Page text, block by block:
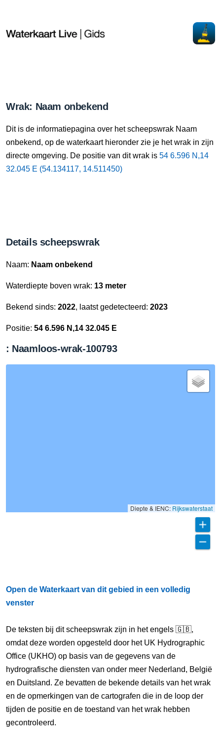
Wrak: Naam onbekend
Dit is de informatiepagina over het scheepswrak Naam
onbekend, op de waterkaart hieronder zie je het wrak in zijn
directe omgeving. De positie van dit wrak is 54 6.596 N,14
32.045 E (54.134117, 14.511450)
Details scheepswrak
Naam: Naam onbekend
Waterdiepte boven wrak: 13 meter
Bekend sinds: 2022, laatst gedetecteerd: 2023
Positie: 54 6.596 N,14 32.045 E
: Naamloos-wrak-100793
Diepte & IENC: Rijkswaterstaat
Open de Waterkaart van dit gebied in een volledig
venster
De teksten bij dit scheepswrak zijn in het engels 🇬🇧,
omdat deze worden opgesteld door het UK Hydrographic
Office (UKHO) op basis van de gegevens van de
hydrografische diensten van onder meer Nederland, België
en Duitsland. Ze bevatten de bekende details van het wrak
en de opmerkingen van de cartografen die in de loop der
tijden de positie en de toestand van het wrak hebben
gecontroleerd.